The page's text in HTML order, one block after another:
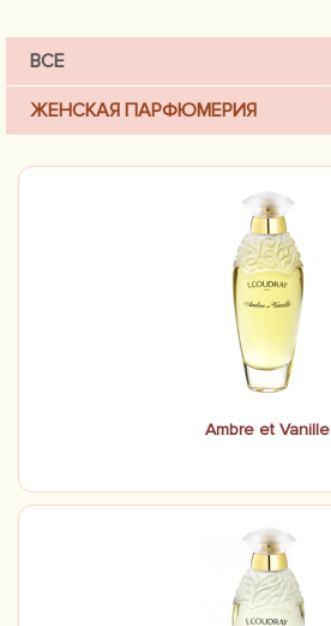
аналогов в мире парфюмерии.
ВСЕ
ЖЕНСКАЯ ПАРФЮМЕРИЯ
Ambre et Vanille